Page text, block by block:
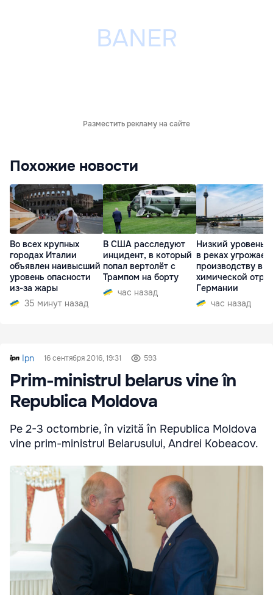
Разместить рекламу на сайте
Похожие новости
Во всех крупных
городах Италии
объявлен наивысший
уровень опасности
из-за жары
35 минут назад
В США расследуют
инцидент, в который
попал вертолёт с
Трампом на борту
час назад
Низкий уровень
в реках угрожает
производству в
химической
Германии
час назад
Ipn 16 сентября 2016, 19:31 593
Prim-ministrul belarus vine în
Republica Moldova
Pe 2-3 octombrie, în vizită în Republica Moldova
vine prim-ministrul Belarusului, Andrei Kobeacov.